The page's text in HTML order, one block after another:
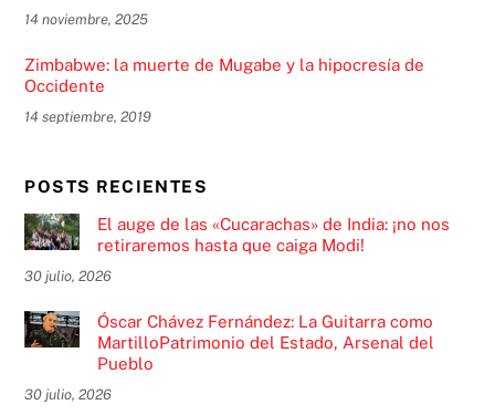
14 noviembre, 2025
Zimbabwe: la muerte de Mugabe y la hipocresía de
Occidente
14 septiembre, 2019
POSTS RECIENTES
El auge de las «Cucarachas» de India: ¡no nos
retiraremos hasta que caiga Modi!
30 julio, 2026
Óscar Chávez Fernández: La Guitarra como
MartilloPatrimonio del Estado, Arsenal del
Pueblo
30 julio, 2026